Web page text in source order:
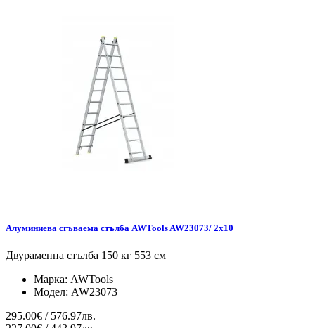
Алуминиева сгъваема стълба AWTools AW23073/ 2x10
Двураменна стълба 150 кг 553 см
Марка: AWTools
Модел: AW23073
295.00€ / 576.97лв.